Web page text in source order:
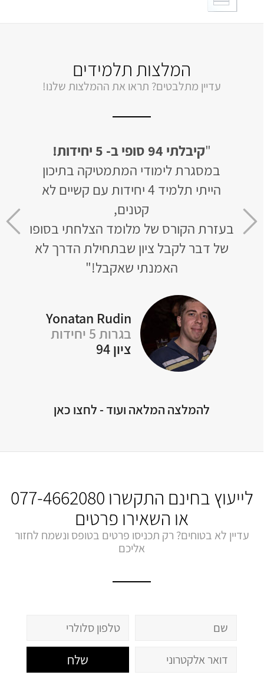
המלצות תלמידים
עדיין מתלבטים? תראו את ההמלצות שלנו!
"קיבלתי 94 סופי ב- 5 יחידות!
במסגרת לימודי המתמטיקה בתיכון
הייתי תלמיד 4 יחידות עם קשיים לא
קטנים,
בעזרת הקורס של מלומד הצלחתי בסופו
של דבר לקבל ציון שבתחילת הדרך לא
האמנתי שאקבל!"
Yonatan Rudin
בגרות 5 יחידות
ציון 94
למידה קיבלתי 93
להמלצה המלאה ועוד - לחצו כאן
לייעוץ בחינם התקשרו 077-4662080
או השאירו פרטים
עדיין לא בטוחים? רק תכניסו פרטים בטופס ונשמח לחזור
אליכם
שלח